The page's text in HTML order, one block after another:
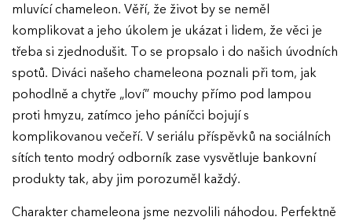
mluvící chameleon. Věří, že život by se neměl
komplikovat a jeho úkolem je ukázat i lidem, že věci je
třeba si zjednodušit. To se propsalo i do našich úvodních
spotů. Diváci našeho chameleona poznali při tom, jak
pohodlně a chytře „loví” mouchy přímo pod lampou
proti hmyzu, zatímco jeho páníčci bojují s
komplikovanou večeří. V seriálu příspěvků na sociálních
sítích tento modrý odborník zase vysvětluje bankovní
produkty tak, aby jim porozuměl každý.
Charakter chameleona jsme nezvolili náhodou. Perfektně